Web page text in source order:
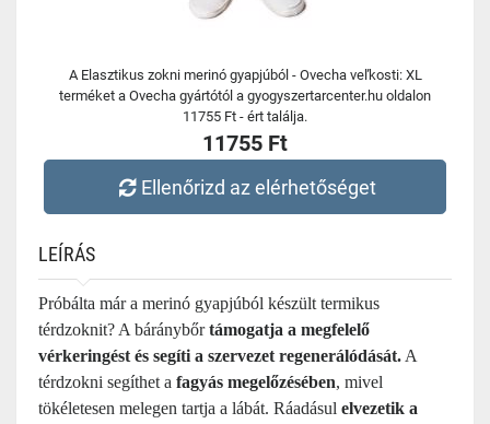
A Elasztikus zokni merinó gyapjúból - Ovecha veľkosti: XL
terméket a Ovecha gyártótól a gyogyszertarcenter.hu oldalon
11755 Ft - ért találja.
11755 Ft
Ellenőrizd az elérhetőséget
LEÍRÁS
Próbálta már a merinó gyapjúból készült termikus
térdzoknit? A báránybőrtámogatja a megfelelő
vérkeringést és segíti a szervezet regenerálódását. A
térdzokni segíthet a fagyás megelőzésében, mivel
tökéletesen melegen tartja a lábát. Ráadásul elvezetik a